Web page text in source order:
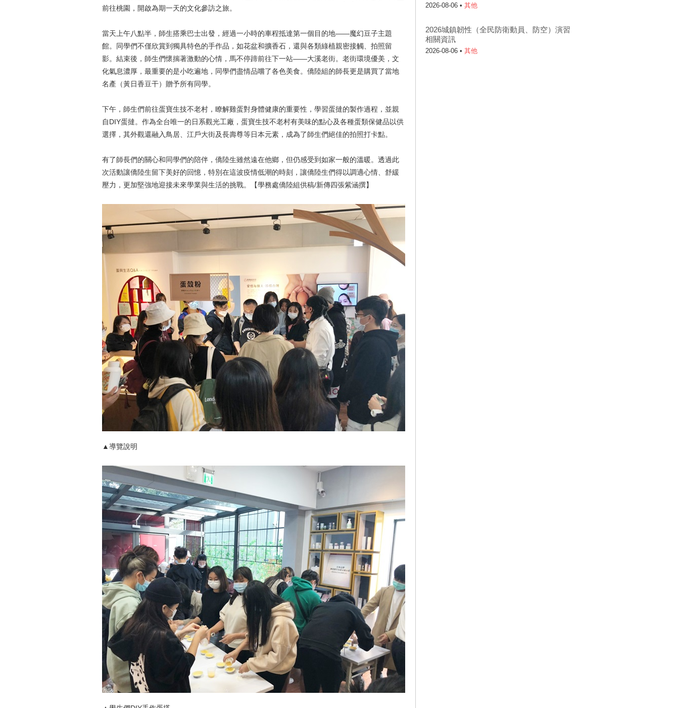
前往桃園，開啟為期一天的文化參訪之旅。
當天上午八點半，師生搭乘巴士出發，經過一小時的車程抵達第一個目的地——魔幻豆子主題
館。同學們不僅欣賞到獨具特色的手作品，如花盆和擴香石，還與各類綠植親密接觸、拍照留
影。結束後，師生們懷揣著激動的心情，馬不停蹄前往下一站——大溪老街。老街環境優美，文
化氣息濃厚，最重要的是小吃遍地，同學們盡情品嚐了各色美食。僑陸組的師長更是購買了當地
名產（黃日香豆干）贈予所有同學。
下午，師生們前往蛋寶生技不老村，瞭解雞蛋對身體健康的重要性，學習蛋撻的製作過程，並親
自DIY蛋撻。作為全台唯一的日系觀光工廠，蛋寶生技不老村有美味的點心及各種蛋類保健品以供
選擇，其外觀還融入鳥居、江戶大街及長壽尊等日本元素，成為了師生們絕佳的拍照打卡點。
有了師長們的關心和同學們的陪伴，僑陸生雖然遠在他鄉，但仍感受到如家一般的溫暖。透過此
次活動讓僑陸生留下美好的回憶，特別在這波疫情低潮的時刻，讓僑陸生們得以調適心情、舒緩
壓力，更加堅強地迎接未來學業與生活的挑戰。【學務處僑陸組供稿/新傳四張紫涵撰】
▲導覽說明
2026-08-06 • 其他
2026城鎮韌性（全民防衛動員、防空）演習
相關資訊
2026-08-06 • 其他